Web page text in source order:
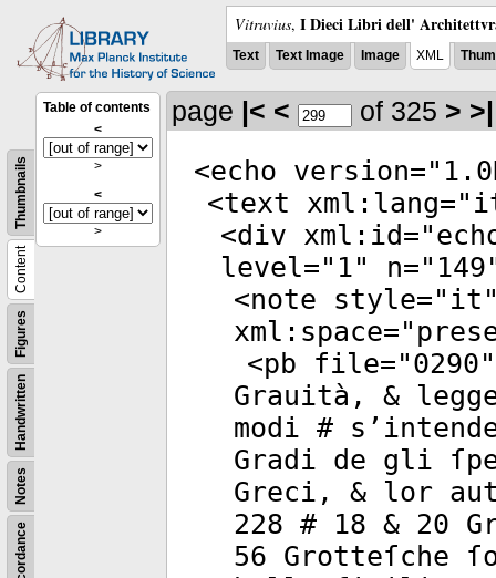
Vitruvius, I Dieci Libri dell'
Text Text Image Image XML
Notes
Handwritten
Figures
Content
Thumbnails
Table of contents
<
>
<
>
page |< < of 325 > >|
<echo version="
<text xml:lang="
<div xml:id="
level=" 1" n=" 149
<note style=" it
xml:space="
<pb file="0290"
Grauità, &
modi #
Gradi de gli
Greci, & lor
228 # 18 & 20
56 Grotteſche